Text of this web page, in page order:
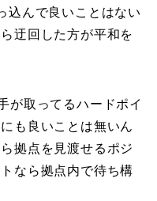
込んで良いことはない
迂回した方が平和を
が取ってるハードポイ
も良いことは無いん
拠点を見渡せるポジ
なら拠点内で待ち構